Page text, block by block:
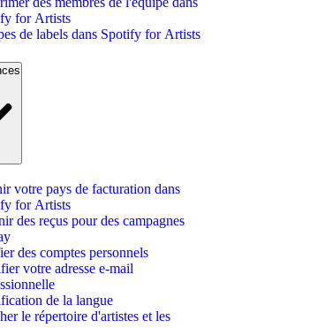
for Artists
de labels dans Spotify for Artists
votre pays de facturation dans
for Artists
des reçus pour des campagnes
des comptes personnels
votre adresse e-mail
de la langue
le répertoire d'artistes et les